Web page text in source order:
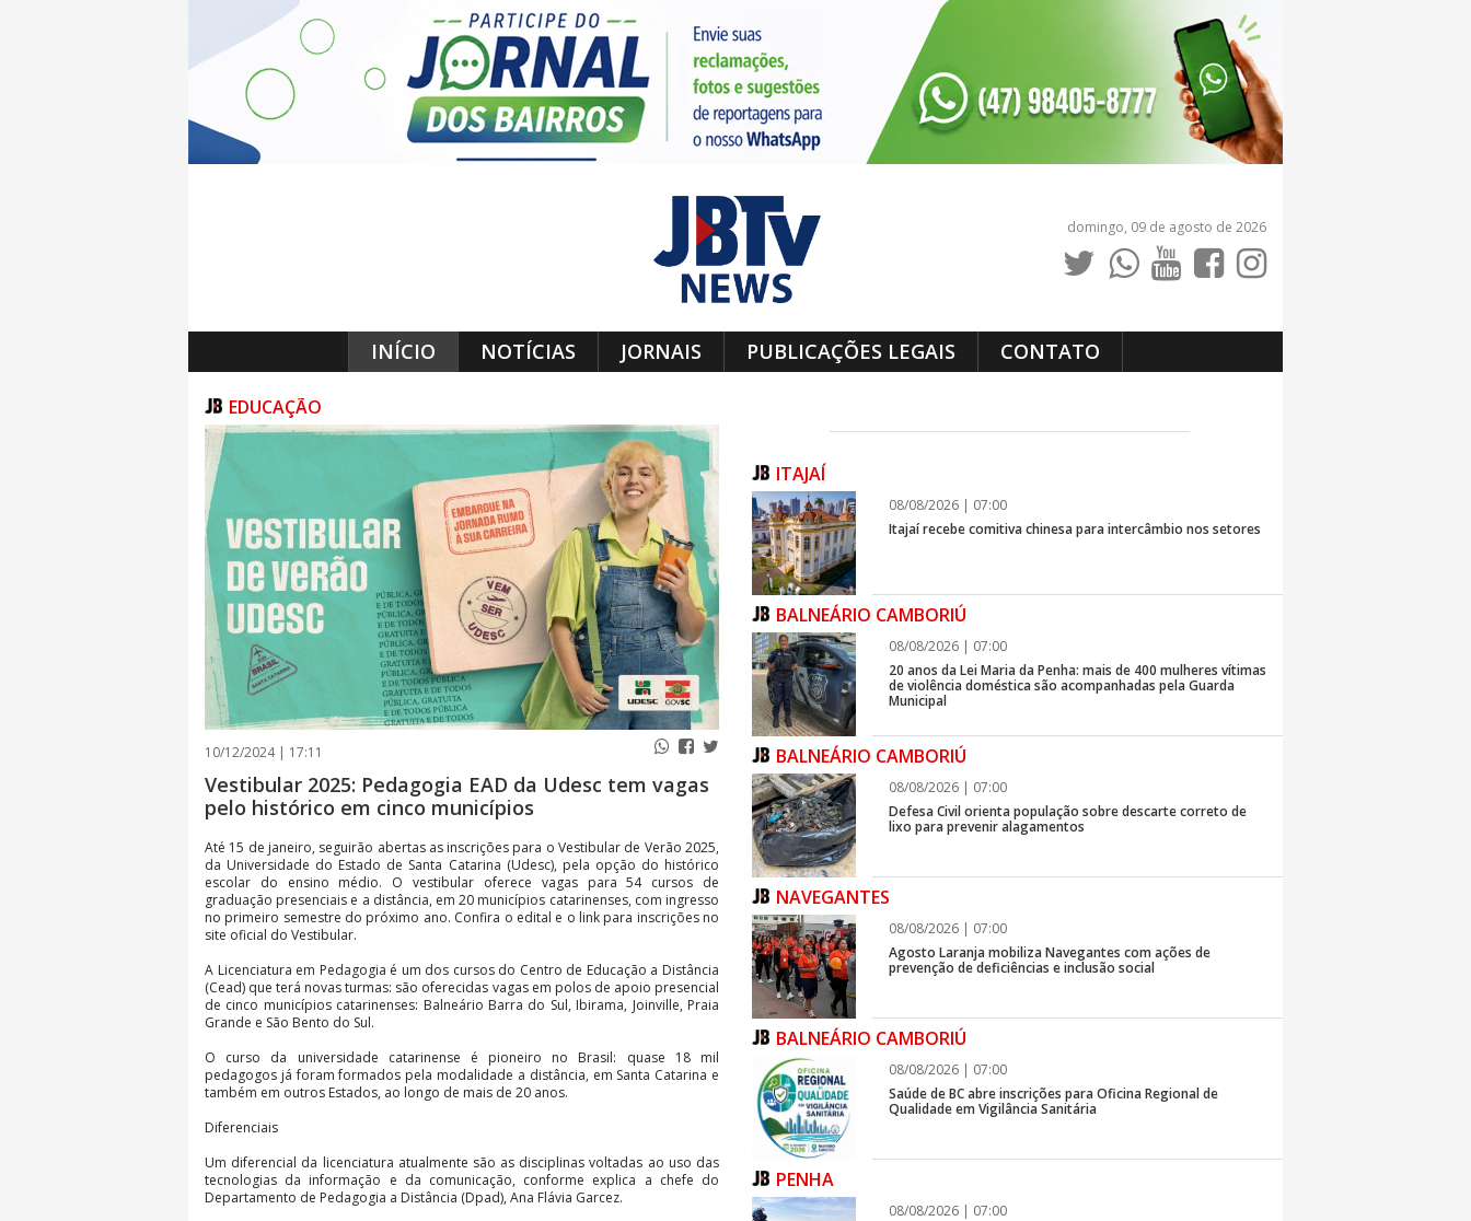
domingo, 09 de agosto de 2026
INÍCIO NOTÍCIAS JORNAIS PUBLICAÇÕES LEGAIS CONTATO
EDUCAÇÃO
10/12/2024 | 17:11
Vestibular 2025: Pedagogia EAD da Udesc tem vagas
pelo histórico em cinco municípios
Até 15 de janeiro, seguirão abertas as inscrições para o Vestibular de Verão 2025,
da Universidade do Estado de Santa Catarina (Udesc), pela opção do histórico
escolar do ensino médio. O vestibular oferece vagas para 54 cursos de
graduação presenciais e a distância, em 20 municípios catarinenses, com ingresso
no primeiro semestre do próximo ano. Confira o edital e o link para inscrições no
site oficial do Vestibular.
A Licenciatura em Pedagogia é um dos cursos do Centro de Educação a Distância
(Cead) que terá novas turmas: são oferecidas vagas em polos de apoio presencial
de cinco municípios catarinenses: Balneário Barra do Sul, Ibirama, Joinville, Praia
Grande e São Bento do Sul.
O curso da universidade catarinense é pioneiro no Brasil: quase 18 mil
pedagogos já foram formados pela modalidade a distância, em Santa Catarina e
também em outros Estados, ao longo de mais de 20 anos.
Diferenciais
Um diferencial da licenciatura atualmente são as disciplinas voltadas ao uso das
tecnologias da informação e da comunicação, conforme explica a chefe do
Departamento de Pedagogia a Distância (Dpad), Ana Flávia Garcez.
ITAJAÍ
08/08/2026 | 07:00
Itajaí recebe comitiva chinesa para intercâmbio nos setores
BALNEÁRIO CAMBORIÚ
08/08/2026 | 07:00
20 anos da Lei Maria da Penha: mais de 400 mulheres vítimas
de violência doméstica são acompanhadas pela Guarda
Municipal
BALNEÁRIO CAMBORIÚ
08/08/2026 | 07:00
Defesa Civil orienta população sobre descarte correto de
lixo para prevenir alagamentos
NAVEGANTES
08/08/2026 | 07:00
Agosto Laranja mobiliza Navegantes com ações de
prevenção de deficiências e inclusão social
BALNEÁRIO CAMBORIÚ
08/08/2026 | 07:00
Saúde de BC abre inscrições para Oficina Regional de
Qualidade em Vigilância Sanitária
PENHA
08/08/2026 | 07:00